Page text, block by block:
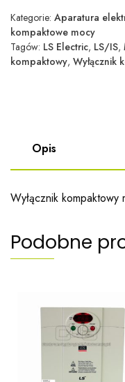
Kategorie: Aparatura
kompaktowe mocy
Tagów: LS Electric, LS/IS,
kompaktowy, Wyłącznik
Opis
Wyłącznik
Podobne